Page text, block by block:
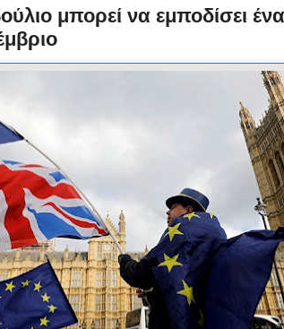
μπορεί να εμποδίσει